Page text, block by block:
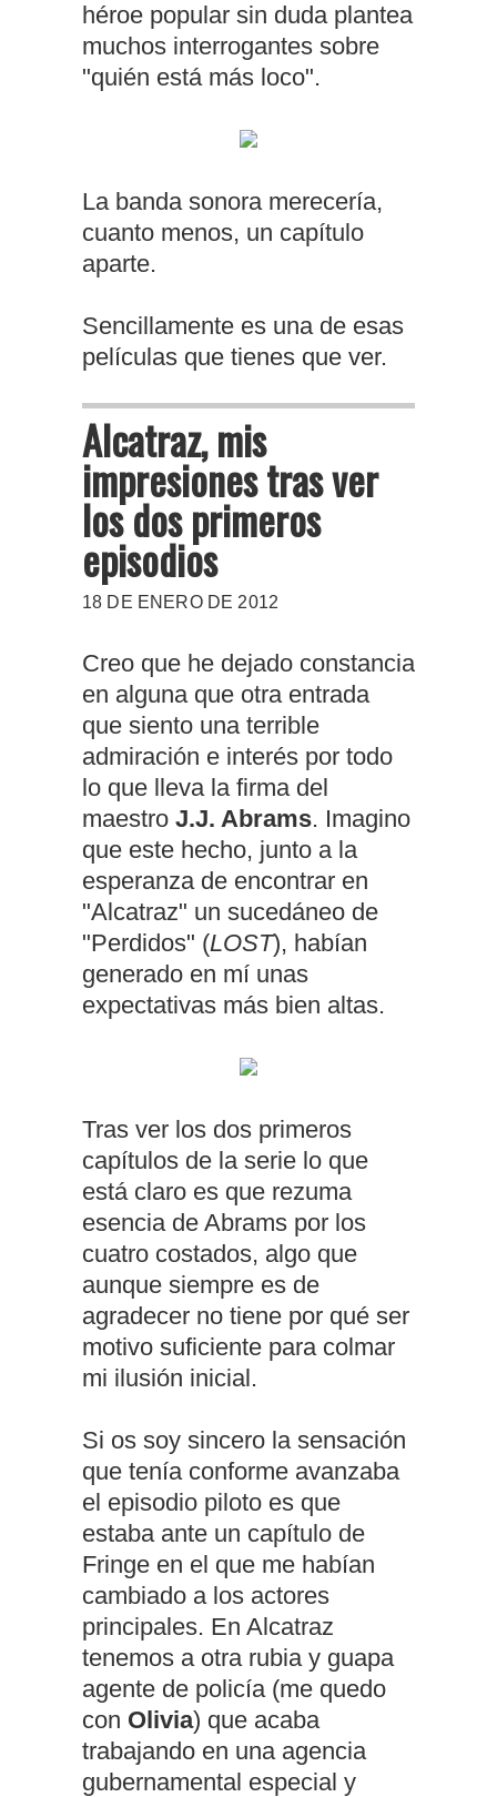
héroe popular sin duda plantea
muchos interrogantes sobre
"quién está más loco".
La banda sonora merecería,
cuanto menos, un capítulo
aparte.
Sencillamente es una de esas
películas que tienes que ver.
Alcatraz, mis
impresiones tras ver
los dos primeros
episodios
18 DE ENERO DE 2012
Creo que he dejado constancia
en alguna que otra entrada
que siento una terrible
admiración e interés por todo
lo que lleva la firma del
maestro J.J. Abrams. Imagino
que este hecho, junto a la
esperanza de encontrar en
"Alcatraz" un sucedáneo de
"Perdidos" (LOST), habían
generado en mí unas
expectativas más bien altas.
Tras ver los dos primeros
capítulos de la serie lo que
está claro es que rezuma
esencia de Abrams por los
cuatro costados, algo que
aunque siempre es de
agradecer no tiene por qué ser
motivo suficiente para colmar
mi ilusión inicial.
Si os soy sincero la sensación
que tenía conforme avanzaba
el episodio piloto es que
estaba ante un capítulo de
Fringe en el que me habían
cambiado a los actores
principales. En Alcatraz
tenemos a otra rubia y guapa
agente de policía (me quedo
con Olivia) que acaba
trabajando en una agencia
gubernamental especial y